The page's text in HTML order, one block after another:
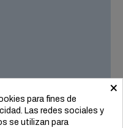
×
para fines de
Las redes sociales y
se utilizan para